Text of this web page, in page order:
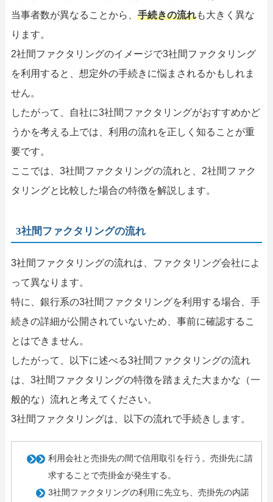
当事者数が異なることから、 手続きの流れも大きく異な
ります。
2社間ファクタリングのイメージで3社間ファクタリング
を利用すると、想定外の手続きに悩まされるかもしれま
せん。
したがって、自社に3社間ファクタリングがおすすめかど
うかを考える上では、利用の流れを正しく知ることが重
要です。
ここでは、3社間ファクタリングの流れと、2社間ファク
タリングと比較した場合の特徴を解説します。
3社間ファクタリングの流れ
3社間ファクタリングの流れは、ファクタリング会社によ
って異なります。
特に、銀行系の3社間ファクタリングを利用する場合、手
続きの詳細が公開されていないため、事前に確認するこ
とはできません。
したがって、以下に述べる3社間ファクタリングの流れ
は、3社間ファクタリングの特徴を踏まえた大まかな（一
般的な）流れと考えてください。
3社間ファクタリングは、以下の流れで手続きします。
利用会社と売掛先の間で信用取引を行う。売掛先に請
求することで売掛金が発生する。
3社間ファクタリングの利用に先立ち、売掛先の内諾